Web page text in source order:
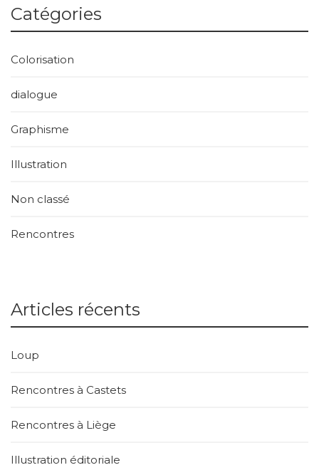
Catégories
Colorisation
dialogue
Graphisme
Illustration
Non classé
Rencontres
Articles récents
Loup
Rencontres à Castets
Rencontres à Liège
Illustration éditoriale